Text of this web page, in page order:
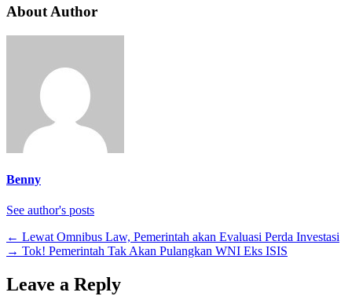
About Author
Benny
See author's posts
← Lewat Omnibus Law, Pemerintah akan Evaluasi Perda Investasi
→ Tok! Pemerintah Tak Akan Pulangkan WNI Eks ISIS
Leave a Reply